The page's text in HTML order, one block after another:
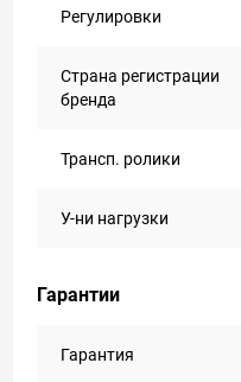
Регулировки
Страна регистрации
бренда
Трансп. ролики
У-ни нагрузки
Гарантии
Гарантия